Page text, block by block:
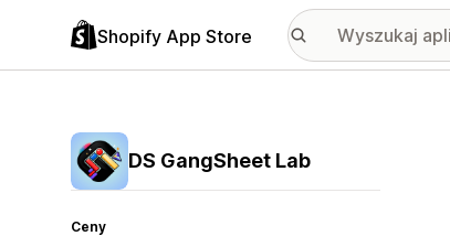
Shopify App Store
DS GangSheet Lab
Ceny